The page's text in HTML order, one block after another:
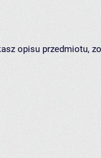
opisu przedmiotu,